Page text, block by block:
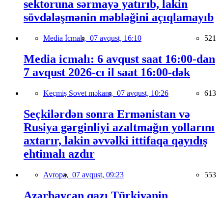
sektoruna sərmayə yatırıb, lakin
sövdələşmənin məbləğini açıqlamayıb
Media İcmalı, 07 avqust, 16:10 521
Media icmalı: 6 avqust saat 16:00-dan
7 avqust 2026-cı il saat 16:00-dək
Keçmiş Sovet məkanı, 07 avqust, 10:26 613
Seçkilərdən sonra Ermənistan və
Rusiya gərginliyi azaltmağın yollarını
axtarır, lakin əvvəlki ittifaqa qayıdış
ehtimalı azdır
Avropa, 07 avqust, 09:23 553